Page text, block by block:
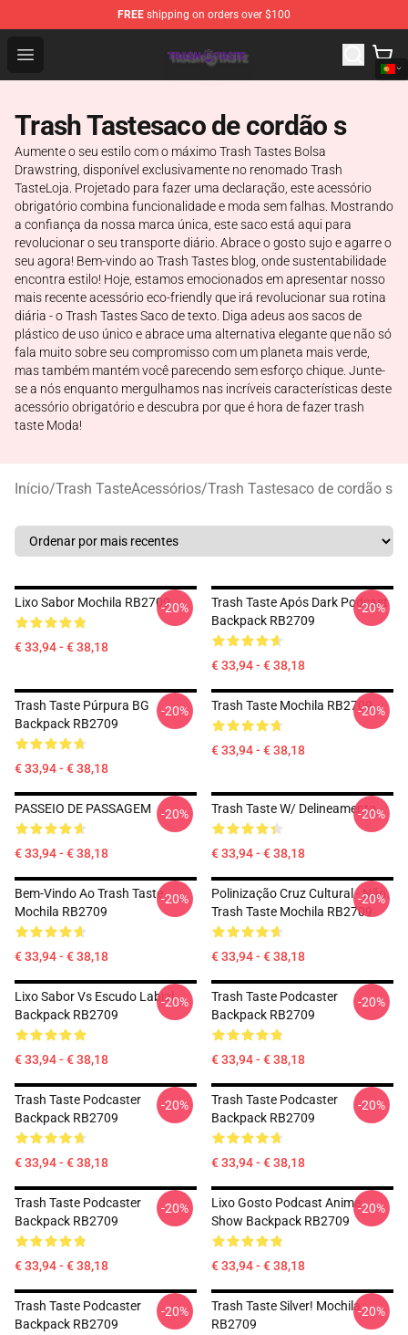
FREE shipping on orders over $100
Open menu
Trash Taste Shop - Official Trash Taste Merchandise
Trash Tastesaco de cordão s
Aumente o seu estilo com o máximo Trash Tastes Bolsa
Drawstring, disponível exclusivamente no renomado Trash
TasteLoja. Projetado para fazer uma declaração, este acessório
obrigatório combina funcionalidade e moda sem falhas. Mostrando
a confiança da nossa marca única, este saco está aqui para
revolucionar o seu transporte diário. Abrace o gosto sujo e agarre o
seu agora! Bem-vindo ao Trash Tastes blog, onde sustentabilidade
encontra estilo! Hoje, estamos emocionados em apresentar nosso
mais recente acessório eco-friendly que irá revolucionar sua rotina
diária - o Trash Tastes Saco de texto. Diga adeus aos sacos de
plástico de uso único e abrace uma alternativa elegante que não só
fala muito sobre seu compromisso com um planeta mais verde,
mas também mantém você parecendo sem esforço chique. Junte-
se a nós enquanto mergulhamos nas incríveis características deste
acessório obrigatório e descubra por que é hora de fazer trash
taste Moda!
Início/Trash TasteAcessórios/Trash Tastesaco de cordão s
Lixo Sabor Mochila RB2709
€ 33,94 - € 38,18
-20%
Trash Taste Após Dark Podcast
Backpack RB2709
€ 33,94 - € 38,18
-20%
Trash Taste Púrpura BG
Backpack RB2709
€ 33,94 - € 38,18
-20% Trash Taste Mochila RB2709
€ 33,94 - € 38,18
-20%
PASSEIO DE PASSAGEM
€ 33,94 - € 38,18
-20% Trash Taste W/ Delineamento
€ 33,94 - € 38,18
-20%
Bem-Vindo Ao Trash Taste
Mochila RB2709
€ 33,94 - € 38,18
-20%
Polinização Cruz Cultural - Não.
Trash Taste Mochila RB2709
€ 33,94 - € 38,18
-20%
Lixo Sabor Vs Escudo Labial
Backpack RB2709
€ 33,94 - € 38,18
-20%
Trash Taste Podcaster
Backpack RB2709
€ 33,94 - € 38,18
-20%
Trash Taste Podcaster
Backpack RB2709
€ 33,94 - € 38,18
-20%
Trash Taste Podcaster
Backpack RB2709
€ 33,94 - € 38,18
-20%
Trash Taste Podcaster
Backpack RB2709
€ 33,94 - € 38,18
-20%
Lixo Gosto Podcast Anime
Show Backpack RB2709
€ 33,94 - € 38,18
-20%
Trash Taste Podcaster
Backpack RB2709
-20%
Trash Taste Silver! Mochila
RB2709
-20%